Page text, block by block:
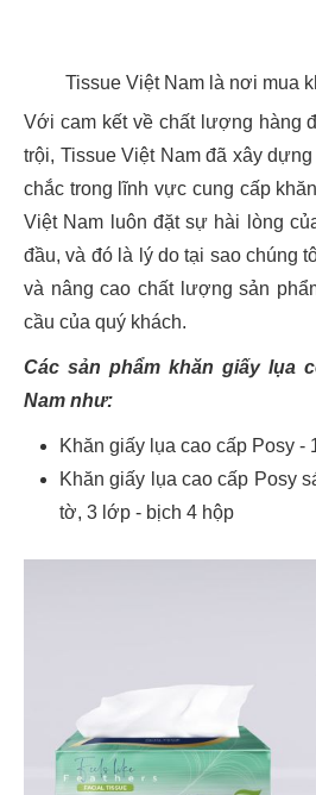
Tissue Việt Nam là nơi mua
Với cam kết về chất lượng hàng
trội, Tissue Việt Nam đã xây
chắc trong lĩnh vực cung cấp
Việt Nam luôn đặt sự hài lòng
đầu, và đó là lý do tại sao chúng
và nâng cao chất lượng sản
cầu của quý khách.
Các sản phẩm khăn giấy lụa
Nam như:
Khăn giấy lụa cao cấp Posy -
Khăn giấy lụa cao cấp Posy
tờ, 3 lớp - bịch 4 hộp